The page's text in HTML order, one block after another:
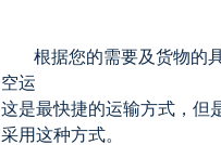
根据您的需要及货物的
空运
这是最快捷的运输方式，但
采用这种方式。